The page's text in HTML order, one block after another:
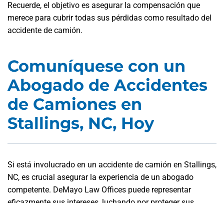
Recuerde, el objetivo es asegurar la compensación que
merece para cubrir todas sus pérdidas como resultado del
accidente de camión.
Comuníquese con un
Abogado de Accidentes
de Camiones en
Stallings, NC, Hoy
Si está involucrado en un accidente de camión en Stallings,
NC, es crucial asegurar la experiencia de un abogado
competente. DeMayo Law Offices puede representar